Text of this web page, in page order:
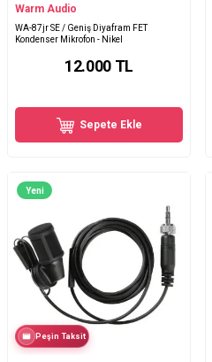
Warm Audio
WA-87jr SE / Geniş Diyafram FET
Kondenser Mikrofon - Nikel
12.000TL
Sepete Ekle
Yeni
Peşin Taksit